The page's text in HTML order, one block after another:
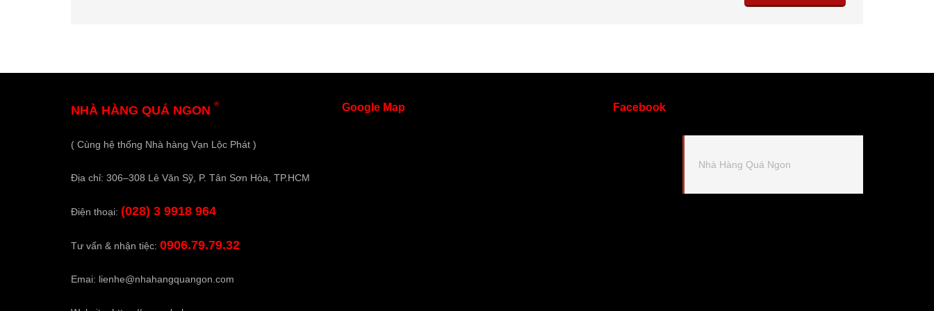
NHÀ HÀNG QUÁ NGON ®
( Cùng hệ thống Nhà hàng Vạn Lộc Phát )
Địa chỉ: 306–308 Lê Văn Sỹ, P. Tân Sơn Hòa, TP.HCM
Điện thoại: (028) 3 9918 964
Tư vấn & nhận tiệc: 0906.79.79.32
Emai: lienhe@nhahangquangon.com
Google Map Facebook
Nhà Hàng Quá Ngon